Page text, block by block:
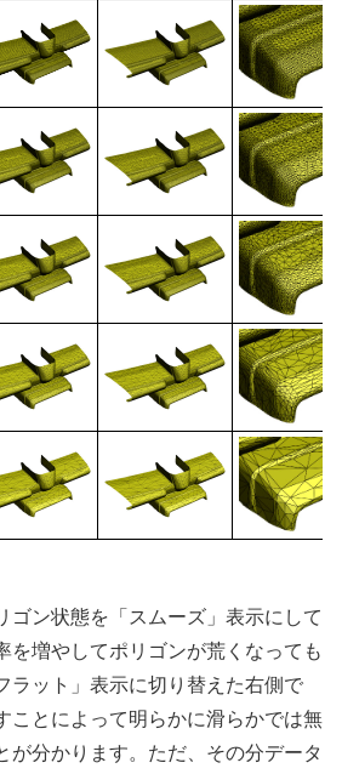
ゴン状態を「スムーズ」表示にして
を増やしてポリゴンが荒くなっても
ラット」表示に切り替えた右側で
ことによって明らかに滑らかでは無
が分かります。ただ、その分データ